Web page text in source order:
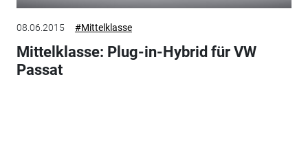
08.06.2015 #Mittelklasse
Mittelklasse: Plug-in-Hybrid für VW
Passat